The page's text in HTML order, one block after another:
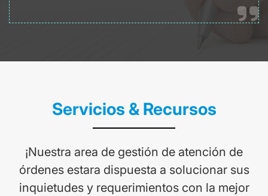
Servicios & Recursos
¡Nuestra area de gestión de atención de
órdenes estara dispuesta a solucionar sus
inquietudes y requerimientos con la mejor